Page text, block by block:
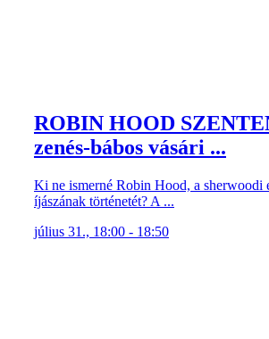
ROBIN HOOD
zenés-bábos vásári ...
Ki ne ismerné Robin Hood, a sherwoodi
íjászának történetét? A ...
július 31., 18:00 - 18:50